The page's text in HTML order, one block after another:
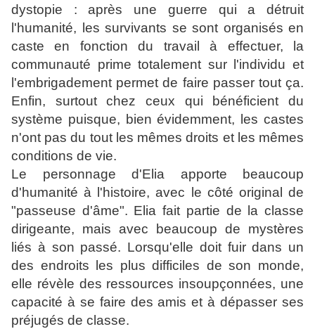
dystopie : après une guerre qui a détruit
l'humanité, les survivants se sont organisés en
caste en fonction du travail à effectuer, la
communauté prime totalement sur l'individu et
l'embrigadement permet de faire passer tout ça.
Enfin, surtout chez ceux qui bénéficient du
système puisque, bien évidemment, les castes
n'ont pas du tout les mêmes droits et les mêmes
conditions de vie.
Le personnage d'Elia apporte beaucoup
d'humanité à l'histoire, avec le côté original de
"passeuse d'âme". Elia fait partie de la classe
dirigeante, mais avec beaucoup de mystères
liés à son passé. Lorsqu'elle doit fuir dans un
des endroits les plus difficiles de son monde,
elle révèle des ressources insoupçonnées, une
capacité à se faire des amis et à dépasser ses
préjugés de classe.